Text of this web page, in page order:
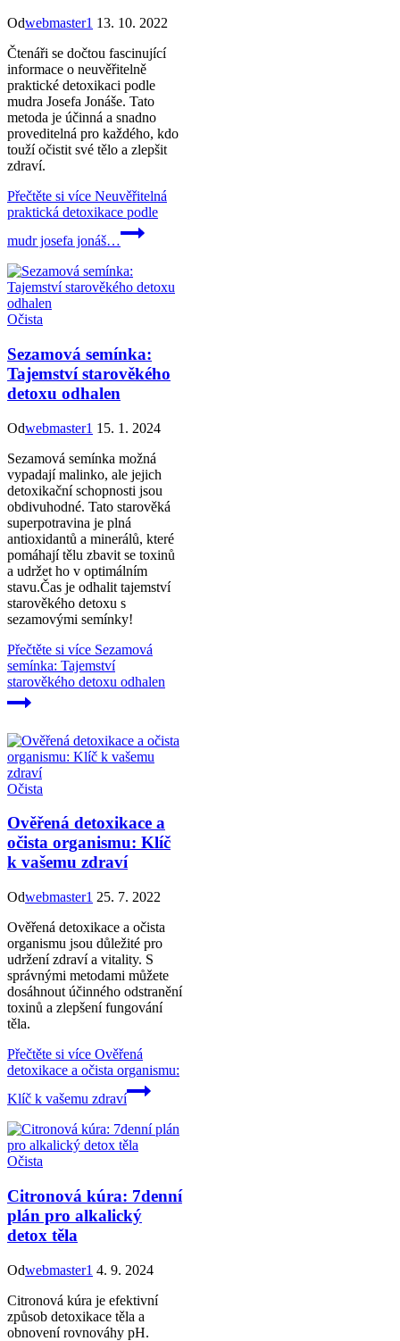
Odwebmaster1 13. 10. 2022
Čtenáři se dočtou fascinující
informace o neuvěřitelně
praktické detoxikaci podle
mudra Josefa Jonáše. Tato
metoda je účinná a snadno
proveditelná pro každého, kdo
touží očistit své tělo a zlepšit
zdraví.
Přečtěte si více Neuvěřitelná
praktická detoxikace podle
mudr josefa jonáš…
Očista
Sezamová semínka:
Tajemství starověkého
detoxu odhalen
Odwebmaster1 15. 1. 2024
Sezamová semínka možná
vypadají malinko, ale jejich
detoxikační schopnosti jsou
obdivuhodné. Tato starověká
superpotravina je plná
antioxidantů a minerálů, které
pomáhají tělu zbavit se toxinů
a udržet ho v optimálním
stavu.Čas je odhalit tajemství
starověkého detoxu s
sezamovými semínky!
Přečtěte si více Sezamová
semínka: Tajemství
starověkého detoxu odhalen
Očista
Ověřená detoxikace a
očista organismu: Klíč
k vašemu zdraví
Odwebmaster1 25. 7. 2022
Ověřená detoxikace a očista
organismu jsou důležité pro
udržení zdraví a vitality. S
správnými metodami můžete
dosáhnout účinného odstranění
toxinů a zlepšení fungování
těla.
Přečtěte si více Ověřená
detoxikace a očista organismu:
Klíč k vašemu zdraví
Očista
Citronová kúra: 7denní
plán pro alkalický
detox těla
Odwebmaster1 4. 9. 2024
Citronová kúra je efektivní
způsob detoxikace těla a
obnovení rovnováhy pH.